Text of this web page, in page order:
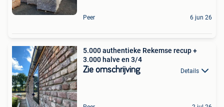
Peer 6 jun 26
5.000 authentieke Rekemse recup +
3.000 halve en 3/4
Zie omschrijving Details